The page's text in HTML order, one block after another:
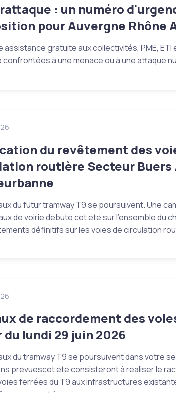
: un numéro
pour Auvergne Rhône
assistance gratuite aux collectivités, PME,
à une menace ou à une attaque
du revêtement des
routière Secteur
du futur tramway T9 se poursuivent. Une
de voirie débute cet été sur l’ensemble du
définitifs sur les voies de circulation
de raccordement des
du lundi 29 juin 2026
du tramway T9 se poursuivent dans votre
prévuescet été consisteront à réaliser le
ferrées du T9 aux infrastructures